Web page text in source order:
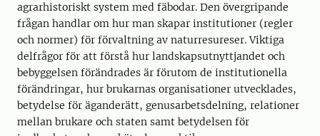
agrarhistoriskt system med fäbodar. Den övergripande
frågan handlar om hur man skapar institutioner (regler
och normer) för förvaltning av naturresureser. Viktiga
delfrågor för att förstå hur landskapsutnyttjandet och
bebyggelsen förändrades är förutom de institutionella
förändringar, hur brukarnas organisationer utvecklades,
betydelse för äganderätt, genusarbetsdelning, relationer
mellan brukare och staten samt betydelsen för